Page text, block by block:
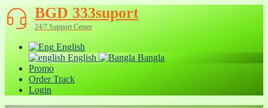
BGD 333suport
24/7 Support Center
English
English
Bangla
Promo
Order Track
Login